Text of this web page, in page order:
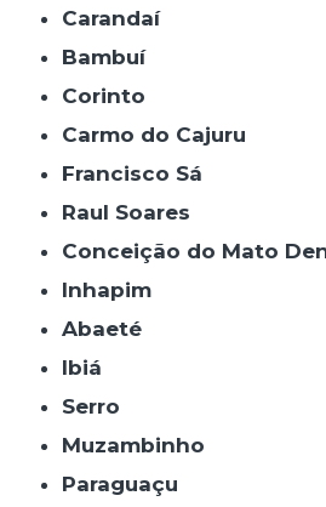
Carandaí
Bambuí
Corinto
Carmo do Cajuru
Francisco Sá
Raul Soares
Conceição do Mato
Inhapim
Abaeté
Ibiá
Serro
Muzambinho
Paraguaçu